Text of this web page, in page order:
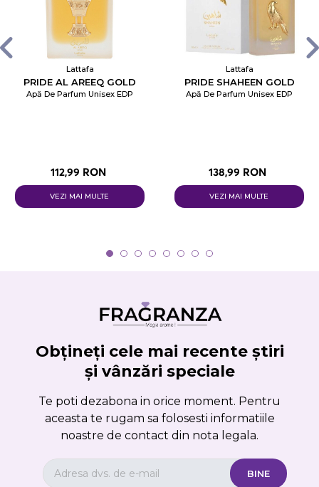
Lattafa
PRIDE AL AREEQ GOLD
Apă De Parfum Unisex EDP
112,99 RON
VEZI MAI MULTE
Lattafa
PRIDE SHAHEEN GOLD
Apă De Parfum Unisex EDP
138,99 RON
VEZI MAI MULTE
Obțineți cele mai recente știri
și vânzări speciale
Te poti dezabona in orice moment. Pentru
aceasta te rugam sa folosesti informatiile
noastre de contact din nota legala.